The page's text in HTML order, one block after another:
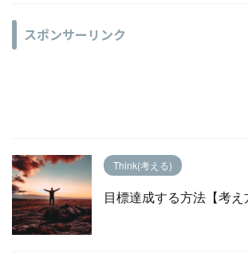
スポンサーリンク
Think(考える)
目標達成する方法【考え